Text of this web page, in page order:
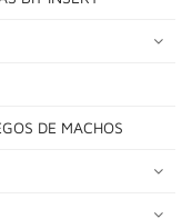
DE MACHOS